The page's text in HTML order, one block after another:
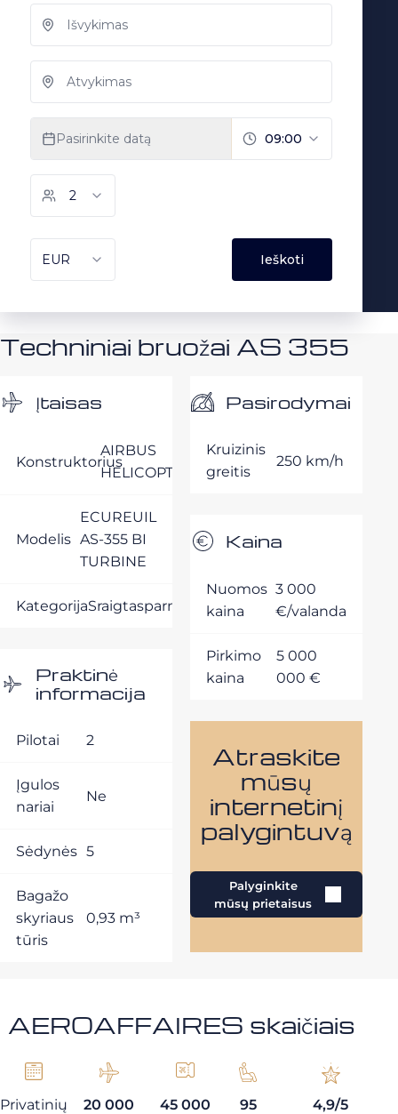
Techniniai bruožai AS 355
Įtaisas
Konstruktorius
AIRBUS
HELICOPTERE
Modelis
ECUREUIL
AS-355 BI
TURBINE
KategorijaSraigtasparniai
Praktinė
informacija
Pilotai 2
Įgulos
nariai
Ne
Sėdynės 5
Bagažo
skyriaus
tūris
0,93 m³
Pasirodymai
Kruizinis
greitis
250 km/h
Kaina
Nuomos
kaina
3 000
€/valanda
Pirkimo
kaina
5 000
000 €
Atraskite
mūsų
internetinį
palygintuvą
Palyginkite
mūsų prietaisus
AEROAFFAIRES skaičiais
Privatinių
20 000
45 000
95
4,9/5